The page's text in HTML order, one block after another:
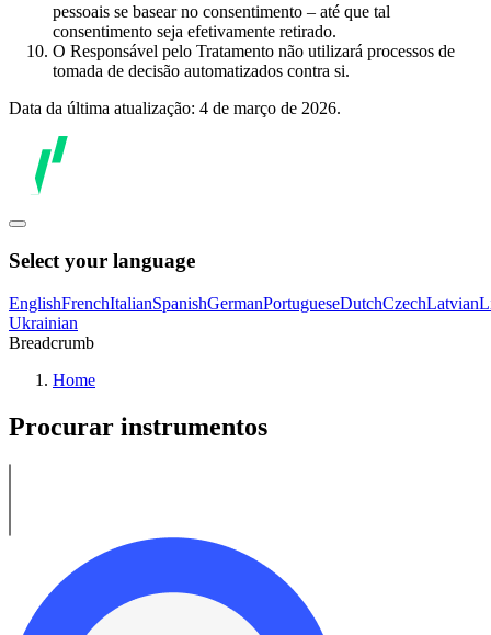
pessoais se basear no consentimento – até que tal
consentimento seja efetivamente retirado.
O Responsável pelo Tratamento não utilizará processos de
tomada de decisão automatizados contra si.
Data da última atualização: 4 de março de 2026.
Select your language
EnglishFrenchItalianSpanishGermanPortugueseDutchCzechLatvian
Ukrainian
Breadcrumb
Home
Procurar instrumentos